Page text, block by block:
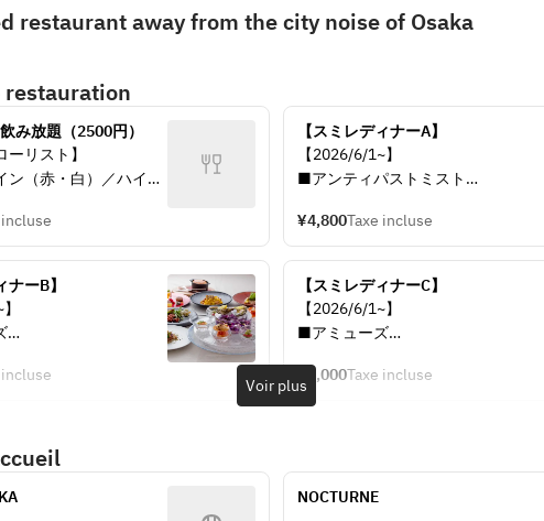
restaurant away from the city noise of Osaka
restauration
み放題（2500円）
ーリスト】
ン（赤・白）／ハイボ
カシス／カンパリ／ジ
／オレンジジュース／
【スミレディナーA】
【2026/6/1~】
■アンティパストミスト
■本日のパスタ
■モッツァレラチーズの焼きたてオ
ーブンパン
■国産豚のグリリア　夏野菜のリピ
エーノ添え
■カフェ
¥4,800Taxe incluse
ナーB】
トとじゃがいもとパ
ネ　アンチョビソース
【スミレディナーC】
【2026/6/1~】
■アミューズ
ート"
■とうもろこしのフラン　はまぐり
■モッツァレラチーズの焼きたてオ
ーブンパン
¥8,000Taxe incluse
Voir plus
NOCTURNE